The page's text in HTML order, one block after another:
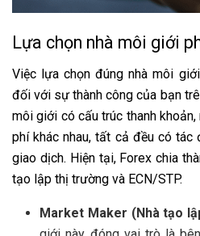
Lựa chọn nhà môi giới
Việc lựa chọn đúng nhà môi
đối với sự thành công của bạn
môi giới có cấu trúc thanh
phí khác nhau, tất cả đều có
giao dịch. Hiện tại, Forex chia
tạo lập thị trường và ECN/STP.
Market Maker (Nhà tạo